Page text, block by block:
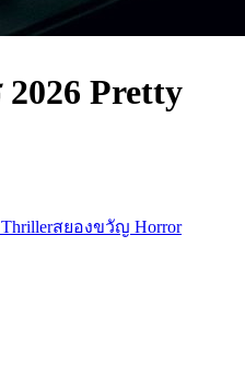
Pretty
สยองขวัญ Horror